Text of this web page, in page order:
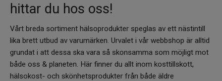
hittar du hos oss!
Vårt breda sortiment hälsoprodukter speglas av ett nästintill
lika brett utbud av varumärken. Urvalet i vår webbshop är alltid
grundat i att dessa ska vara så skonsamma som möjligt mot
både oss & planeten. Här finner du allt inom kosttillskott,
hälsokost- och skönhetsprodukter från både äldre